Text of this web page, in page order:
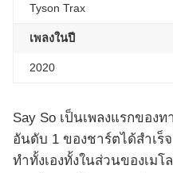
Tyson Trax
เพลงในปี
2020
Say So เป็นเพลงแรกของ
อันดับ 1 ของชาร์ตได้สำเร็
ทำทั้งเองทั้งในส่วนของเม